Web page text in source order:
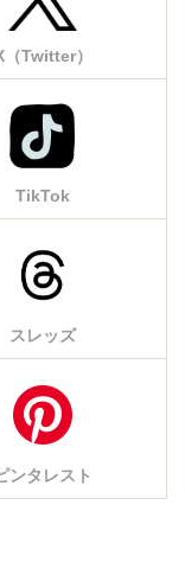
（Twitter）
TikTok
スレッズ
ンタレスト